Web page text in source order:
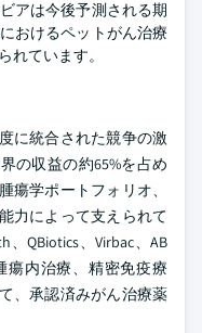
アは今後予測される期
おけるペットがん治療
れています。
に統合された競争の激
の収益の約65%を占め
瘍学ポートフォリオ、
力によって支えられて
、QBiotics、Virbac、AB
瘍内治療、精密免疫療
、承認済みがん治療薬